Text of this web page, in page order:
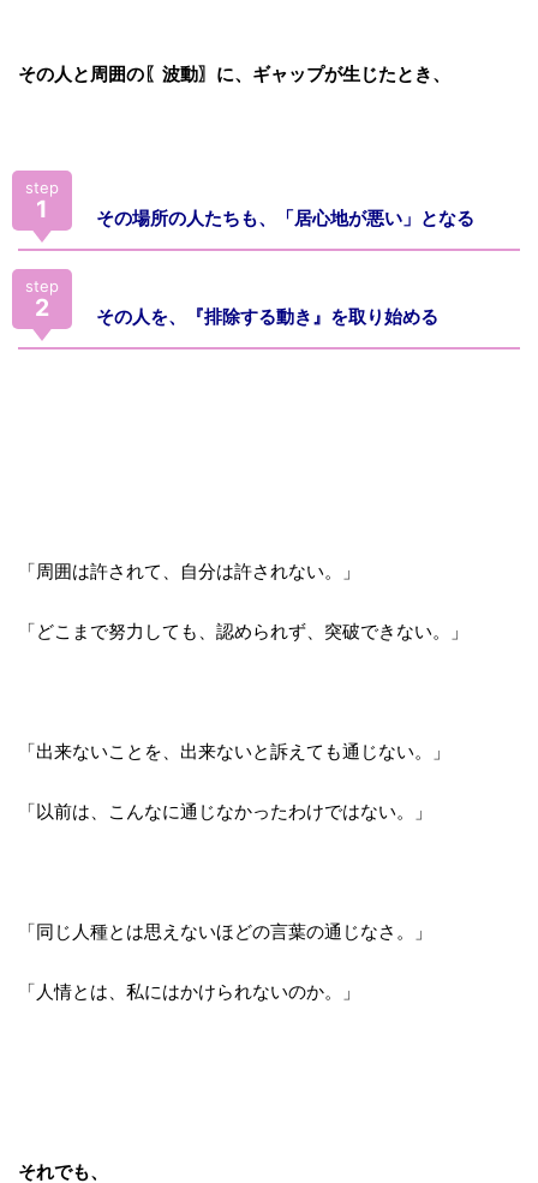
その人と周囲の〖波動〗に、ギャップが生じたとき、
step
1 その場所の人たちも、「居心地が悪い」となる
step
2 その人を、『排除する動き』を取り始める
「周囲は許されて、自分は許されない。」
「どこまで努力しても、認められず、突破できない。」
「出来ないことを、出来ないと訴えても通じない。」
「以前は、こんなに通じなかったわけではない。」
「同じ人種とは思えないほどの言葉の通じなさ。」
「人情とは、私にはかけられないのか。」
それでも、